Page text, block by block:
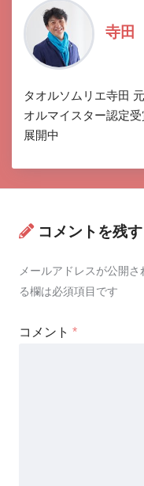
寺
タオルソムリエ寺田
オルマイスター認定
展開中
コメントを残す
メールアドレスが公開さ
る欄は必須項目です
コメント *